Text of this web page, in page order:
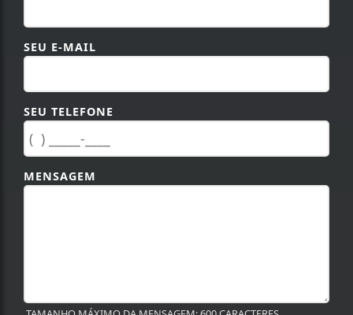
SEU E-MAIL
SEU TELEFONE
MENSAGEM